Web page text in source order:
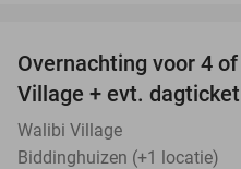
Overnachting voor 4
Village + evt.
Walibi Village
Biddinghuizen (+1 locatie)